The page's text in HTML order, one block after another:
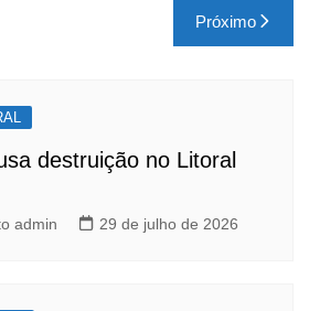
Próximo
destruição no Litoral
admin 29 de julho de 2026